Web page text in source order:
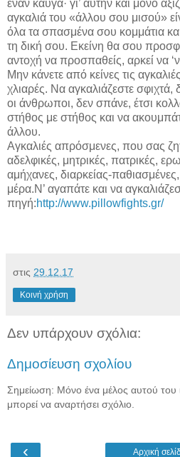
έναν καυγά· γι’ αυτήν και μόνο
αγκαλιά του «άλλου σου μισού»
όλα τα σπασμένα σου κομμάτια
τη δική σου. Εκείνη θα σου
αντοχή να προσπαθείς, αρκεί να
Μην κάνετε από κείνες τις
χλιαρές. Να αγκαλιάζεστε σφιχτά,
οι άνθρωποι, δεν σπάνε, έτσι
στήθος με στήθος και να
άλλου.
Αγκαλιές απρόσμενες, που σας
αδελφικές, μητρικές, πατρικές,
αμήχανες, διαρκείας-
μέρα.Ν’ αγαπάτε και να
πηγή:http://www.pillowfights.gr/
στις 29.12.17
Κοινή χρήση
Δεν υπάρχουν σχόλια:
Δημοσίευση σχολίου
Σημείωση: Μόνο ένα μέλος αυτού του
μπορεί να αναρτήσει σχόλιο.
‹ Αρχική